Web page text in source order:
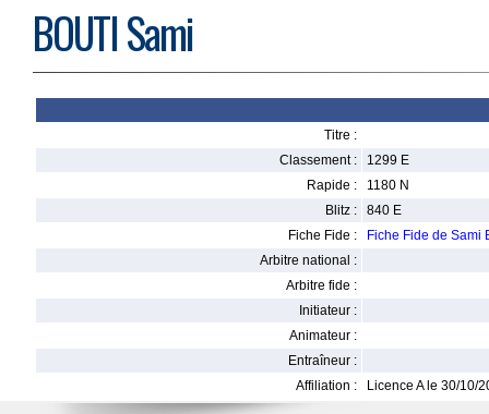
BOUTI Sami
Titre :
Classement :
1299 E
Rapide :
1180 N
Blitz :
840 E
Fiche Fide :
Fiche Fide de Sami
Arbitre national :
Arbitre fide :
Initiateur :
Animateur :
Entraîneur :
Affiliation :
Licence A le 30/10/